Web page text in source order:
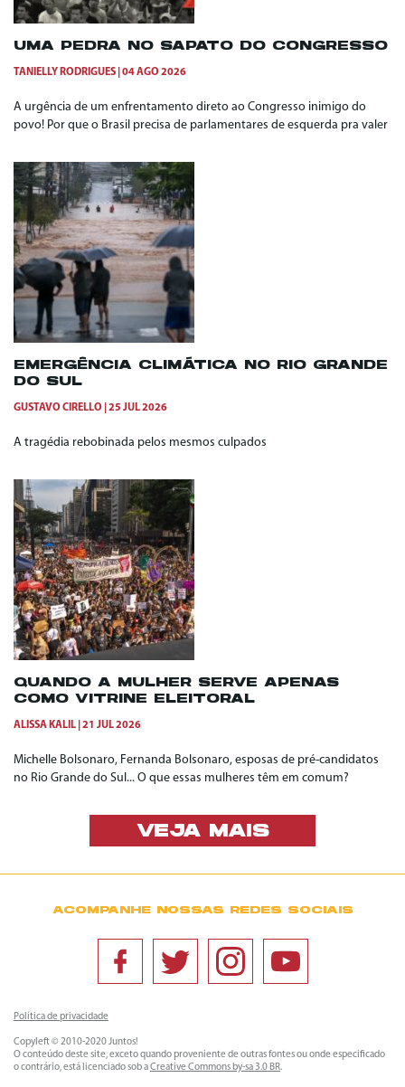
UMA PEDRA NO SAPATO DO CONGRESSO
TANIELLY RODRIGUES 04 AGO 2026
A urgência de um enfrentamento direto ao Congresso inimigo do
povo! Por que o Brasil precisa de parlamentares de esquerda pra valer
EMERGÊNCIA CLIMÁTICA NO RIO GRANDE
DO SUL
GUSTAVO CIRELLO 25 JUL 2026
A tragédia rebobinada pelos mesmos culpados
QUANDO A MULHER SERVE APENAS
COMO VITRINE ELEITORAL
ALISSA KALIL 21 JUL 2026
Michelle Bolsonaro, Fernanda Bolsonaro, esposas de pré-candidatos
no Rio Grande do Sul... O que essas mulheres têm em comum?
VEJA MAIS
ACOMPANHE NOSSAS REDES SOCIAIS
Política de privacidade
Copyleft © 2010-2020 Juntos!
O conteúdo deste site, exceto quando proveniente de outras fontes ou onde especificado
o contrário, está licenciado sob aCreative Commons by-sa 3.0 BR.